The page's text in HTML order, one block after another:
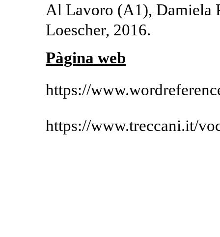
Al Lavoro (A1), Damiela
Loescher, 2016.
Pàgina web
https://
https://www.treccani.it/